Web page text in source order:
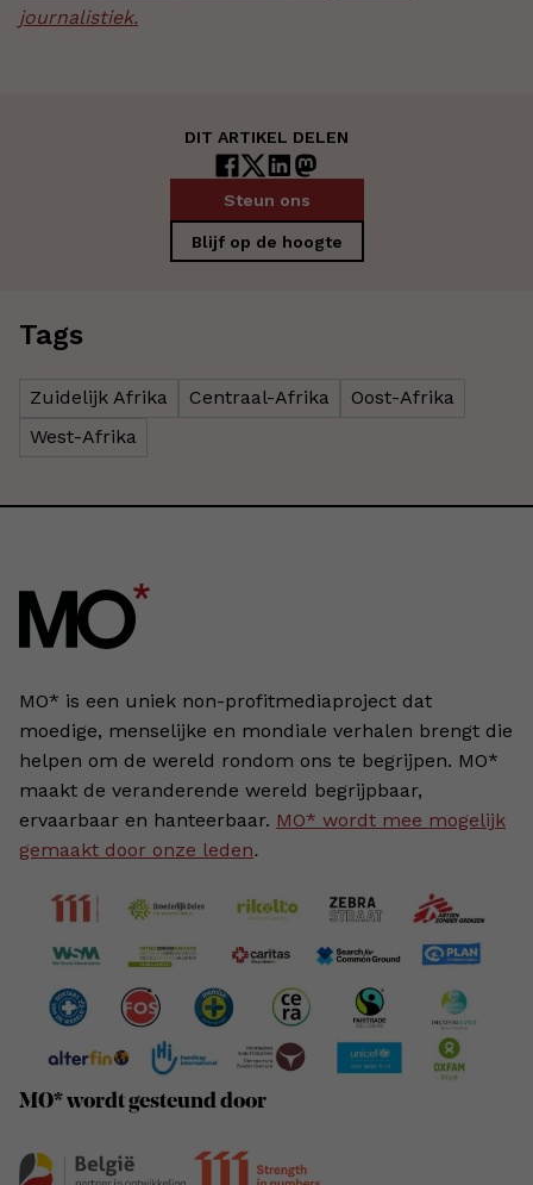
journalistiek.
DIT ARTIKEL DELEN
Steun ons
Blijf op de hoogte
Tags
Zuidelijk Afrika Centraal-Afrika
Oost-Afrika
West-Afrika
MO* is een uniek non-profitmediaproject dat
moedige, menselijke en mondiale verhalen brengt die
helpen om de wereld rondom ons te begrijpen. MO*
maakt de veranderende wereld begrijpbaar,
ervaarbaar en hanteerbaar. MO* wordt mee mogelijk
gemaakt door onze leden.
MO* wordt gesteund door